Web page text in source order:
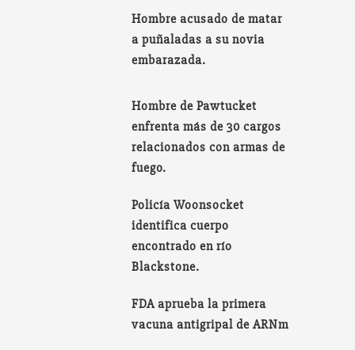
Hombre acusado de matar
a puñaladas a su novia
embarazada.
Hombre de Pawtucket
enfrenta más de 30 cargos
relacionados con armas de
fuego.
Policía Woonsocket
identifica cuerpo
encontrado en río
Blackstone.
FDA aprueba la primera
vacuna antigripal de ARNm